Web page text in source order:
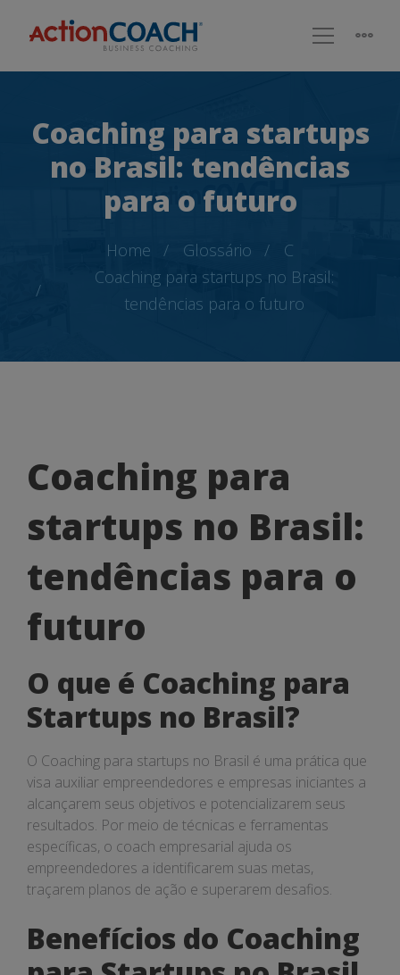
Coaching para startups
no Brasil: tendências
para o futuro
Home Glossário
C
Coaching para startups no Brasil:
tendências para o futuro
Coaching
para
startups
no
Brasil:
tendências
para
o
futuro
Coaching para
startups no Brasil:
tendências para o
futuro
O que é Coaching para
Startups no Brasil?
O Coaching para startups no Brasil é uma prática que
visa auxiliar empreendedores e empresas iniciantes a
alcançarem seus objetivos e potencializarem seus
resultados. Por meio de técnicas e ferramentas
específicas, o coach empresarial ajuda os
empreendedores a identificarem suas metas,
traçarem planos de ação e superarem desafios.
Benefícios do Coaching